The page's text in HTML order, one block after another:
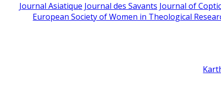
Journal Asiatique Journal des Savants Journal of
European Society of Women in Theological